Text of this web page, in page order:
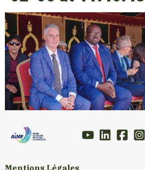
Mentions Légales